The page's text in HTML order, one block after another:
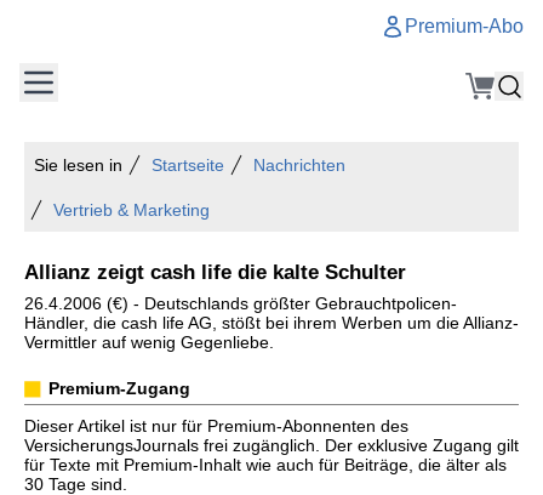
Premium-Abo
Sie lesen in Startseite Nachrichten
Vertrieb & Marketing
Allianz zeigt cash life die kalte Schulter
26.4.2006 (€) - Deutschlands größter Gebrauchtpolicen-
Händler, die cash life AG, stößt bei ihrem Werben um die Allianz-
Vermittler auf wenig Gegenliebe.
Premium-Zugang
Dieser Artikel ist nur für Premium-Abonnenten des
VersicherungsJournals frei zugänglich. Der exklusive Zugang gilt
für Texte mit Premium-Inhalt wie auch für Beiträge, die älter als
30 Tage sind.